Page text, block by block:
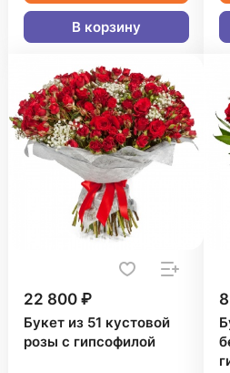
В корзину
22 800 ₽
Букет из 51 кустовой
розы с гипсофилой